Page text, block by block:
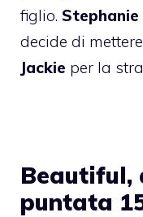
figlio. Stephanie
decide di
Jackie per la
Beautiful,
puntata